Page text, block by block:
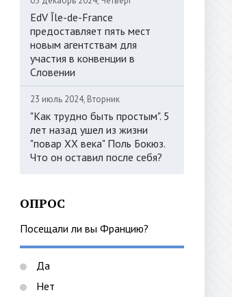
EdV Île-de-France
предоставляет пять мест
новым агентствам для
участия в конвенции в
Словении
23 июль 2024, Вторник
"Как трудно быть простым". 5
лет назад ушел из жизни
"повар ХХ века" Поль Бокюз.
Что он оставил после себя?
ОПРОС
Посещали ли вы Францию?
Да
Нет